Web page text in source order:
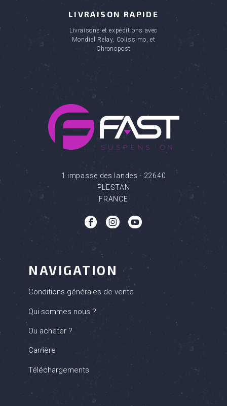
LIVRAISON RAPIDE
Livraisons et expéditions avec
Mondial Relay, Colissimo, et
Chronopost
1 impasse des landes - 22640
PLESTAN
FRANCE
b c q
NAVIGATION
Conditions générales de vente
Qui sommes nous ?
Ou acheter ?
Carrière
Téléchargements